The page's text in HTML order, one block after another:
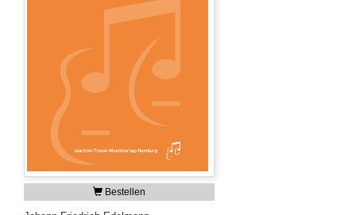
Bestellen